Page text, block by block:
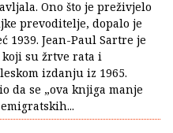
Ono što je preživjelo
prevoditelje, dopalo je
1939. Jean-Paul Sartre je
su žrtve rata i
izdanju iz 1965.
da se „ova knjiga manje